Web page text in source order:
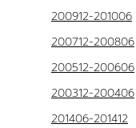
200912-201006
200712-200806
200512-200606
200312-200406
201406-201412